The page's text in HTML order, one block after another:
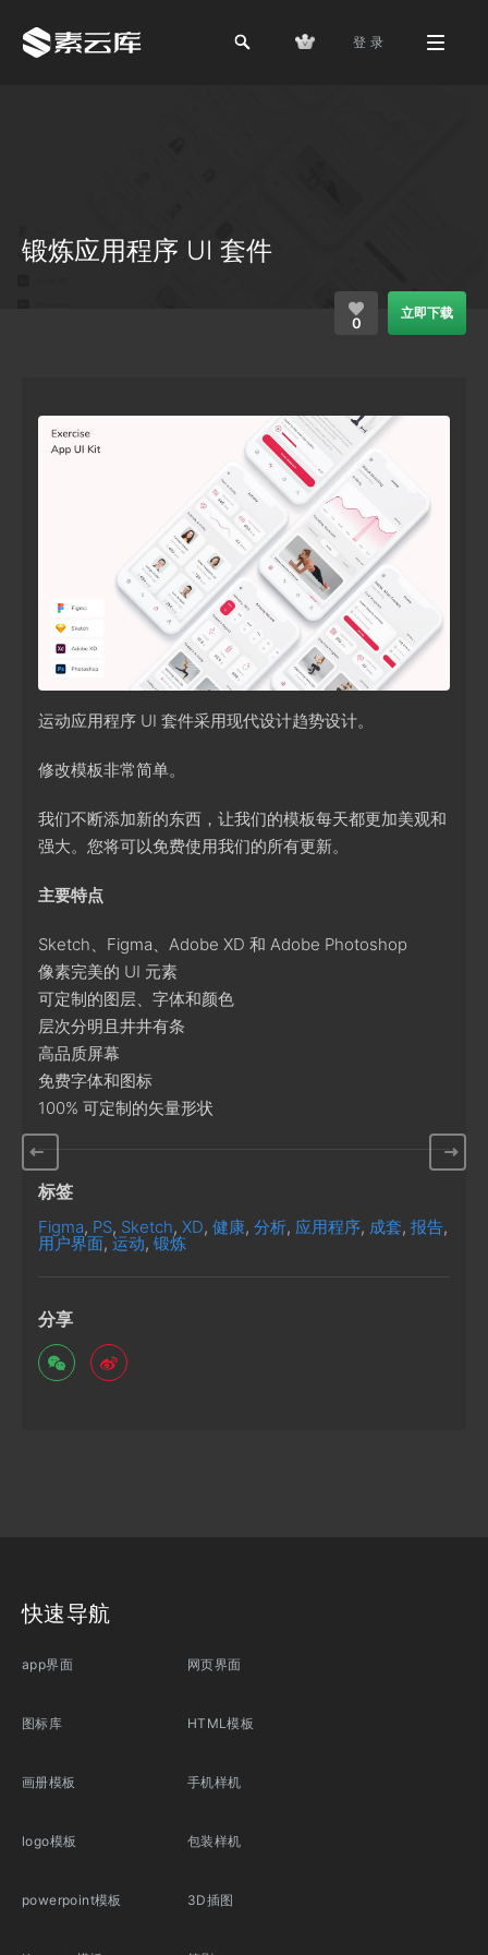
登 录
锻炼应用程序 UI 套件
0
立即下载
运动应用程序 UI 套件采用现代设计趋势设计。
修改模板非常简单。
我们不断添加新的东西，让我们的模板每天都更加美观和
强大。您将可以免费使用我们的所有更新。
主要特点
Sketch、Figma、Adobe XD 和 Adob​​e Photoshop
像素完美的 UI 元素
可定制的图层、字体和颜色
层次分明且井井有条
高品质屏幕
免费字体和图标
100% 可定制的矢量形状
标签
Figma, PS, Sketch, XD, 健康, 分析, 应用程序, 成套, 报告,
用户界面, 运动, 锻炼
分享
快速导航
app界面
图标库
画册模板
logo模板
powerpoint模板
网页界面
HTML模板
手机样机
包装样机
3D插图